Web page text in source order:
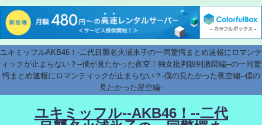
ユキミッフルAKB46！-二代目襲名火浦氷子の一同驚愕まとめ速報にロマンテ
ィックが止まらない？--僕が見たかった夜空！独女批判殺到激闘編--の一同驚
愕まとめ速報にロマンティックが止まらない？-僕の見たかった夜空編--僕の
見たかった星空編-
ユキミッフル--AKB46！--二代